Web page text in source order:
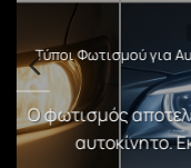
Τύποι Φωτισμού για
Ο φωτισμός
αυτοκίνητο.